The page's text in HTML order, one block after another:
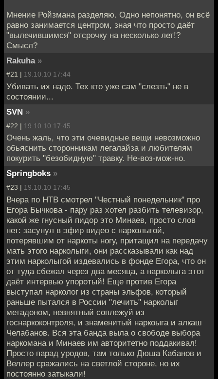
Мнение Ройзмана разделяю. Одно непонятно, он всё
равно занимается центром, зная что просто даёт
"вылечившимся" отсрочку на несколько лет!?
Смысл?
Rakuha »
#21 | 19.10.10 17:44
Убивать их надо. Тех кто уже сам "слезть" не в
состоянии...
SVN »
#22 | 19.10.10 17:45
Очень жаль, что эти очевидные вещи невозможно
обьяснить сторонникам легалайза и любителям
покурить "безобидную" травку. Не-воз-мож-но.
Springboks »
#23 | 19.10.10 17:45
Вчера по НТВ смотрел "Честный понедельник" про
Егора Бычкова - пару раз хотел разбить телевизор,
какой же гнусный пидор это Минаев, просто слов
нет: засунул в эфир видео с нарколыгой,
потерявшим от наркоты ногу, притащил на передачу
мать этого нарколыги, они рассказывали как над
этим нарколыгой издевались в фонде Егора, что он
от туда сбежал через два месяца, а нарколыга этот
даёт интервью упоротый! Еще против Егора
выступал нарколог из страны эльфов, который
раньше пытался в России "лечить" нарколыг
метадоном, невнятный соплежуй из
госнаркоконтроля, и знаменитый наркоыга и алкаш
Челабанов. Вся эта банда выла о свободе выбора
наркомана и Минаев им авторитетно поддакивал!
Просто парад уродов, там только Дюша Кабанов и
Веллер сражались на светлой стороне, но их
постоянно затыкали!